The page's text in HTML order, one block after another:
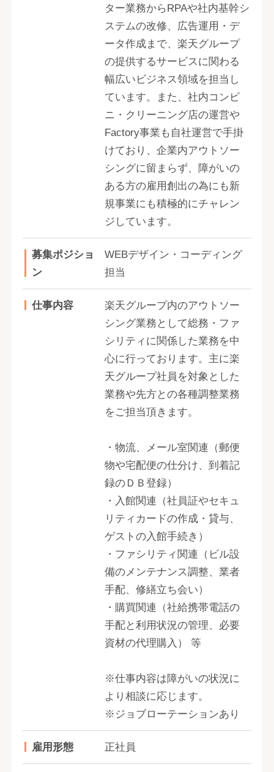
ター業務からRPAや社内基幹シ
ステムの改修、広告運用・デ
ータ作成まで、楽天グループ
の提供するサービスに関わる
幅広いビジネス領域を担当し
ています。また、社内コンビ
ニ・クリーニング店の運営や
Factory事業も自社運営で手掛
けており、企業内アウトソー
シングに留まらず、障がいの
ある方の雇用創出の為にも新
規事業にも積極的にチャレン
ジしています。
募集ポジショ
ン
WEBデザイン・コーディング
担当
仕事内容
楽天グループ内のアウトソー
シング業務として総務・ファ
シリティに関係した業務を中
心に行っております。主に楽
天グループ社員を対象とした
業務や先方との各種調整業務
をご担当頂きます。
・物流、メール室関連（郵便
物や宅配便の仕分け、到着記
録のＤＢ登録）
・入館関連（社員証やセキュ
リティカードの作成・貸与、
ゲストの入館手続き）
・ファシリティ関連（ビル設
備のメンテナンス調整、業者
手配、修繕立ち会い）
・購買関連（社給携帯電話の
手配と利用状況の管理、必要
資材の代理購入） 等
※仕事内容は障がいの状況に
より相談に応じます。
※ジョブローテーションあり
雇用形態 正社員